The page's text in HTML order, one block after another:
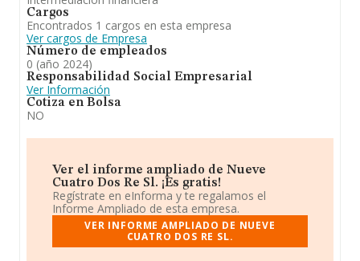
Cargos
Encontrados 1 cargos en esta empresa
Ver cargos de Empresa
Número de empleados
0 (año 2024)
Responsabilidad Social Empresarial
Ver Información
Cotiza en Bolsa
NO
Ver el informe ampliado de Nueve
Cuatro Dos Re Sl. ¡Es gratis!
Regístrate en eInforma y te regalamos el
Informe Ampliado de esta empresa.
VER INFORME AMPLIADO DE NUEVE
CUATRO DOS RE SL.